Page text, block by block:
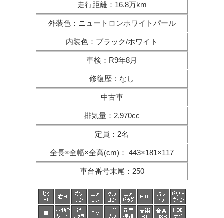
走行距離： 16.8万km
外装色： ニュートロンホワイトパール
内装色 ： ブラック/ホワイト
車検 ： R9年8月
修復歴 ： なし
中古車
排気量 ： 2,970cc
定員 ： 2名
全長×全幅×全高(cm) ： 443×181×117
車台番号末尾 ： 250